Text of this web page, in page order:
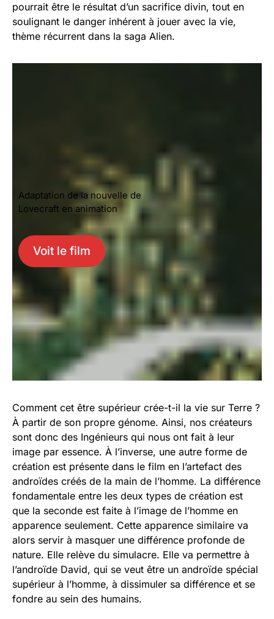
pourrait être le résultat d’un sacrifice divin, tout en
soulignant le danger inhérent à jouer avec la vie,
thème récurrent dans la saga Alien.
Adaptation de la nouvelle de
Lovecraft en animation
Voit le film
Comment cet être supérieur crée-t-il la vie sur Terre ?
À partir de son propre génome. Ainsi, nos créateurs
sont donc des Ingénieurs qui nous ont fait à leur
image par essence. À l’inverse, une autre forme de
création est présente dans le film en l’artefact des
androïdes créés de la main de l’homme. La différence
fondamentale entre les deux types de création est
que la seconde est faite à l’image de l’homme en
apparence seulement. Cette apparence similaire va
alors servir à masquer une différence profonde de
nature. Elle relève du simulacre. Elle va permettre à
l’androïde David, qui se veut être un androïde spécial
supérieur à l’homme, à dissimuler sa différence et se
fondre au sein des humains.